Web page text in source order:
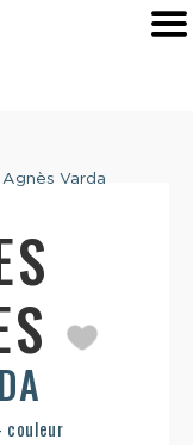
Agnès Varda